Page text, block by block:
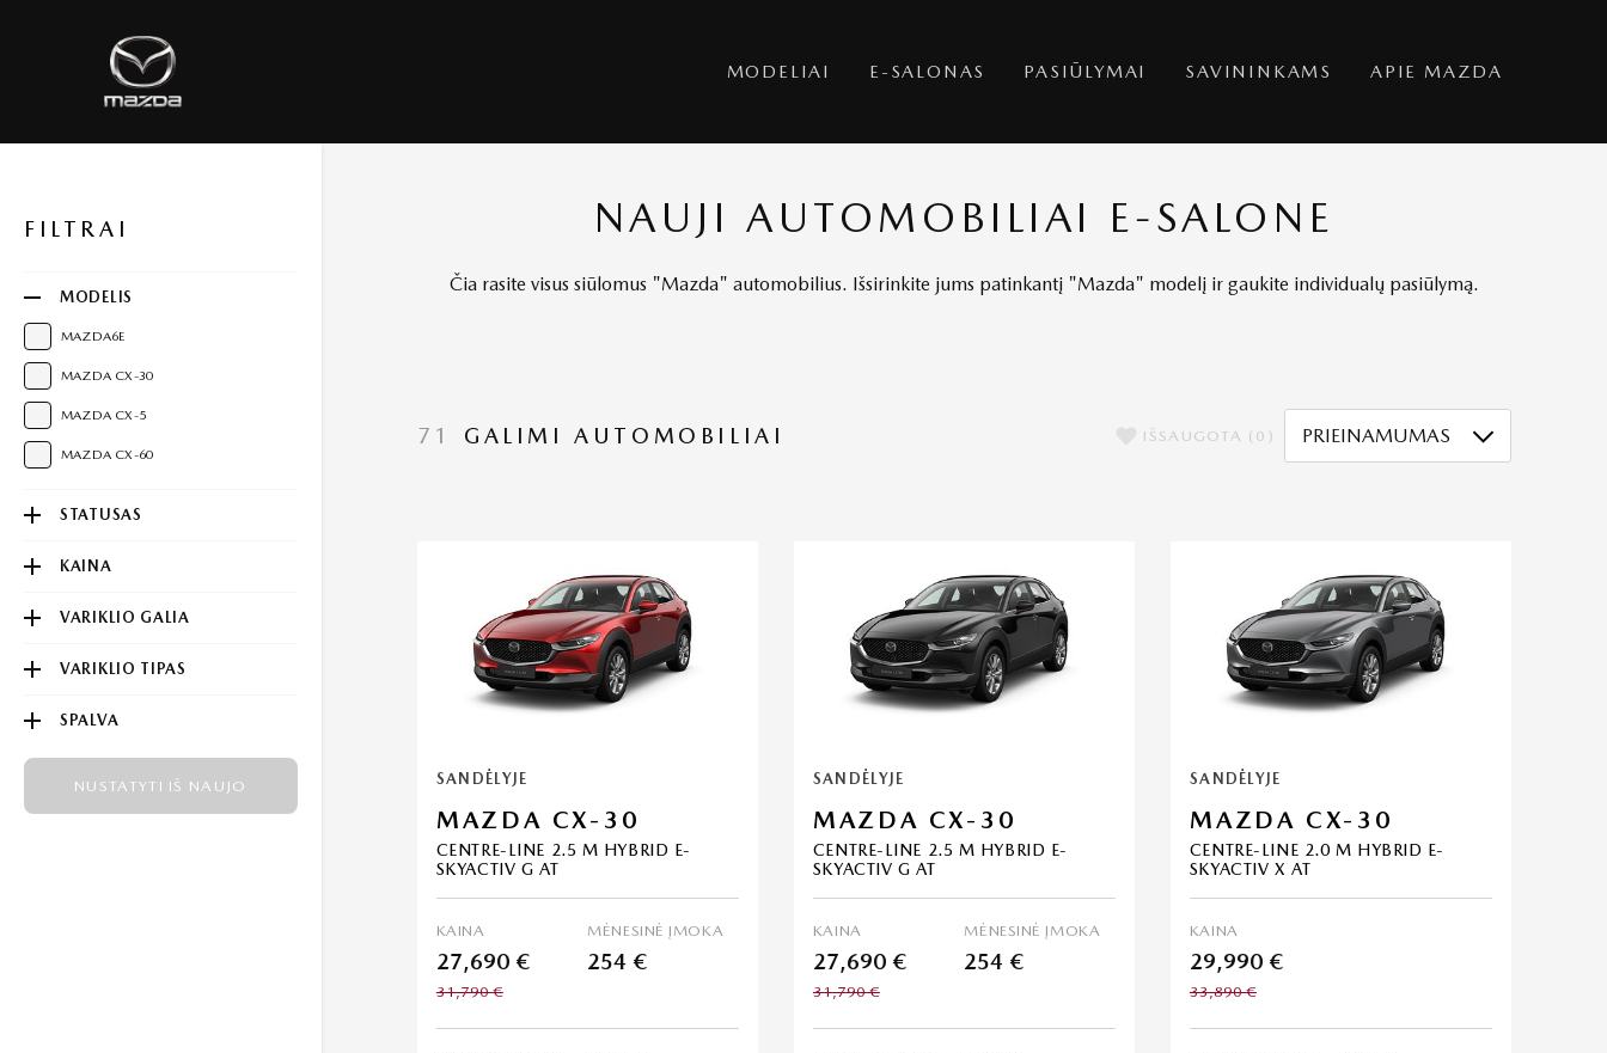
MODELIAI E-SALONAS PASIŪLYMAI SAVININKAMS APIE MAZDA
FILTRAI
MODELIS
MAZDA6E
MAZDA CX-30
MAZDA CX-5
MAZDA CX-60
STATUSAS
KAINA
VARIKLIO GALIA
VARIKLIO TIPAS
SPALVA
NUSTATYTI IŠ NAUJO
NAUJI AUTOMOBILIAI E-SALONE
Čia rasite visus siūlomus "Mazda" automobilius. Išsirinkite jums patinkantį "Mazda" modelį ir gaukite individualų pasiūlymą.
71 GALIMI AUTOMOBILIAI IŠSAUGOTA (0) PRIEINAMUMAS
SANDĖLYJE
MAZDA CX-30
CENTRE-LINE 2.5 M HYBRID E-
SKYACTIV G AT
KAINA
27,690 €
31,790 €
MĖNESINĖ ĮMOKA
254 €
SANDĖLYJE
MAZDA CX-30
CENTRE-LINE 2.5 M HYBRID E-
SKYACTIV G AT
KAINA
27,690 €
31,790 €
MĖNESINĖ ĮMOKA
254 €
SANDĖLYJE
MAZDA CX-30
CENTRE-LINE 2.0 M HYBRID E-
SKYACTIV X AT
KAINA
29,990 €
33,890 €